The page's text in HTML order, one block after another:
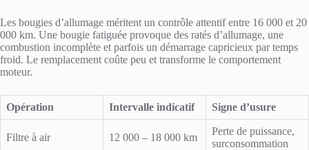
Les bougies d’allumage méritent un contrôle attentif entre 16 000 et 20
000 km. Une bougie fatiguée provoque des ratés d’allumage, une
combustion incomplète et parfois un démarrage capricieux par temps
froid. Le remplacement coûte peu et transforme le comportement
moteur.
Opération Intervalle indicatif Signe d’usure
Filtre à air 12 000 – 18 000 km
Perte de puissance,
surconsommation